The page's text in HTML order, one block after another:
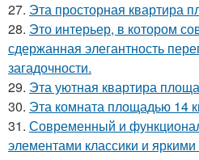
27. Эта просторная квартира
28. Это интерьер, в котором
сдержанная элегантность
загадочности.
29. Эта уютная квартира
30. Эта комната площадью 14
31. Современный и
элементами классики и яркими